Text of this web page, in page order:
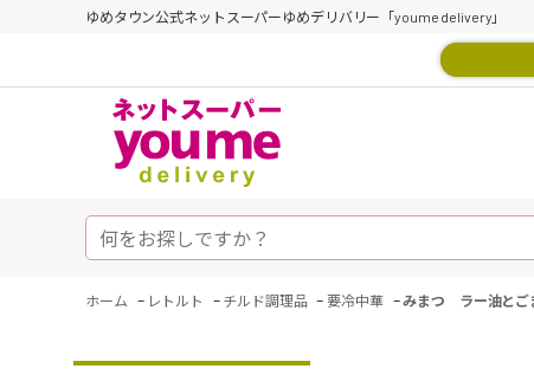
ゆめタウン公式ネットスーパーゆめデリバリー「youme delivery」
ホーム - レトルト - チルド調理品 -要冷中華 -みまつ ラー油とご